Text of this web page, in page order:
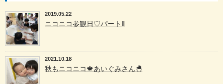
2019.05.22
ニコニコ参観日♡パートⅡ
2021.10.18
秋もニコニコ🍁あいぐみさん🐣